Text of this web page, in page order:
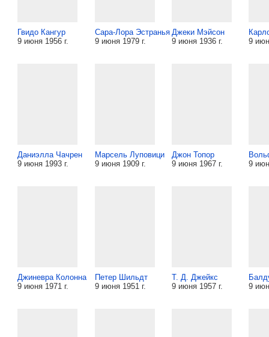
Гвидо Кангур
9 июня 1956 г.
Сара-Лора Эстранья
9 июня 1979 г.
Джеки Мэйсон
9 июня 1936 г.
9
Даниэлла Чачрен
9 июня 1993 г.
Марсель Луповици
9 июня 1909 г.
Джон Топор
9 июня 1967 г.
9
Джиневра Колонна
9 июня 1971 г.
Петер Шильдт
9 июня 1951 г.
Т. Д. Джейкс
9 июня 1957 г.
9